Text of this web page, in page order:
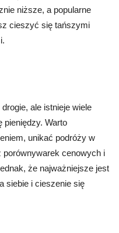
niższe, a popularne
cieszyć się tańszymi
ale istnieje wiele
pieniędzy. Warto
unikać podróży w
cenowych i
że najważniejsze jest
siebie i cieszenie się